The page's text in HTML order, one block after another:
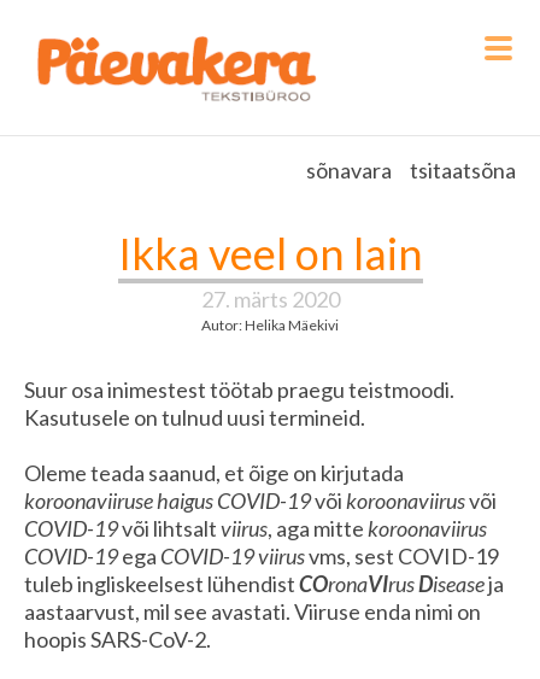
sõnavara tsitaatsõna
Ikka veel on lain
27. märts 2020
Autor: Helika Mäekivi
Suur osa inimestest töötab praegu teistmoodi.
Kasutusele on tulnud uusi termineid.
Oleme teada saanud, et õige on kirjutada
koroonaviiruse haigus COVID-19või koroonaviirusvõi
COVID-19või lihtsaltviirus, aga mitte koroonaviirus
COVID-19ega COVID-19 viirusvms, sest COVID-19
tuleb ingliskeelsest lühendistCOronaVIrusDiseaseja
aastaarvust, mil see avastati. Viiruse enda nimi on
hoopis SARS-CoV-2.